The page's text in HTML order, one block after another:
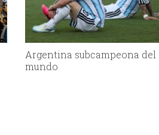
Argentina subcampeona del
mundo